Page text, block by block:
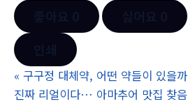
« 구구정 대체약, 어떤 약들이 있을까
진짜 리얼이다… 아마추어 맛집 찾음